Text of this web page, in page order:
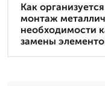
Как
монтаж
необходимости
замены